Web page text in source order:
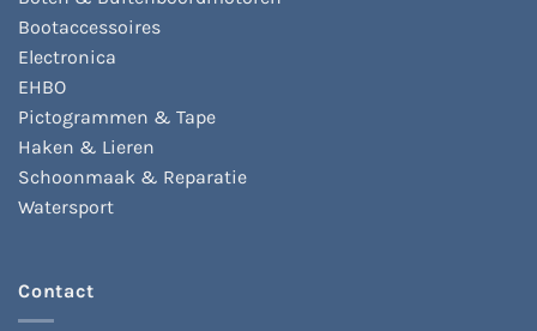
Bootaccessoires
Electronica
EHBO
Pictogrammen & Tape
Haken & Lieren
Schoonmaak & Reparatie
Watersport
Contact